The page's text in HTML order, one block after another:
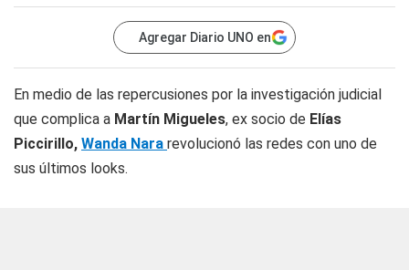
Agregar Diario UNO en
En medio de las repercusiones por la investigación judicial
que complica a Martín Migueles, ex socio de Elías
Piccirillo, Wanda Nara revolucionó las redes con uno de
sus últimos looks.